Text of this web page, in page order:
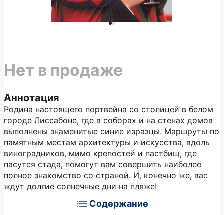
Аннотация
Родина настоящего портвейна со столицей в белом
городе Лиссабоне, где в соборах и на стенах домов
выполнены знаменитые синие изразцы. Маршруты по
памятным местам архитектуры и искусства, вдоль
виноградников, мимо крепостей и пастбищ, где
пасутся стада, помогут вам совершить наиболее
полное знакомство со страной. И, конечно же, вас
ждут долгие солнечные дни на пляже!
Содержание
Нет в продаже